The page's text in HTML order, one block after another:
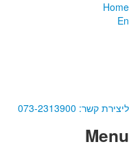
Home
En
ליצירת קשר: 073-2313900
Menu